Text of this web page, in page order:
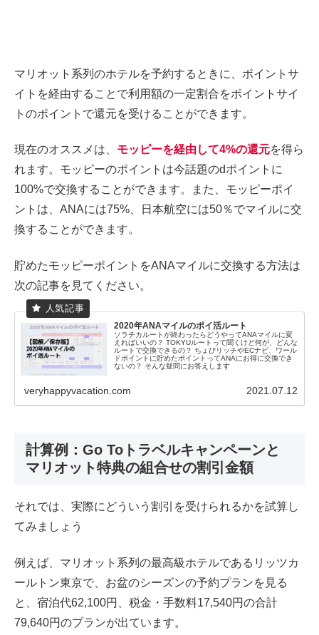
マリオット系列のホテルを予約するときに、ポイントサ
イトを経由することで利用額の一定割合をポイントサイ
トのポイントで還元を受けることができます。
現在のオススメは、 モッピーを経由して4%の還元を得ら
れます。モッピーのポイントは今話題のdポイントに
100%で交換することができます。また、モッピーポイ
ントは、ANAには75%、日本航空には50％でマイルに交
換することができます。
貯めたモッピーポイントをANAマイルに交換する方法は
次の記事を見てください。
2020年ANAマイルのポイ活ルート
ソラチカルートが終わったらどうやってANAマイルに変
えればいいの？ TOKYUルートって聞くけど何が、どんな
ルートで交換できるの？ ちょびリッチやECナビ、ワール
ドポイントに貯めたポイントってANAにお得に交換でき
ないの？ そんな疑問にお答えします
veryhappyvacation.com 2021.07.12
計算例：Go Toトラベルキャンペーンと
マリオット特典の組合せの割引金額
それでは、実際にどういう割引を受けられるかを試算し
てみましょう
例えば、マリオット系列の最高級ホテルであるリッツカ
ールトン東京で、お盆のシーズンの予約プランを見る
と、宿泊代62,100円、税金・手数料17,540円の合計
79,640円のプランが出ています。